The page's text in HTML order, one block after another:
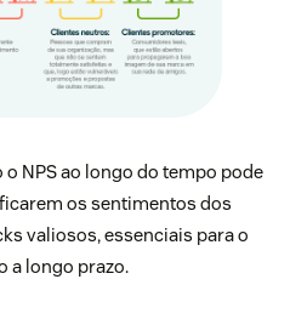
NPS ao longo do tempo pode
os sentimentos dos
valiosos, essenciais para o
a longo prazo.